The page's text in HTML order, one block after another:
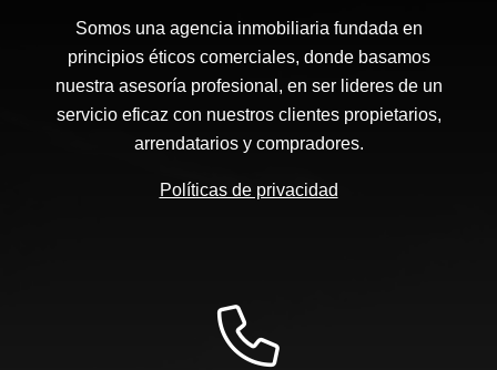
Somos una agencia inmobiliaria fundada en
principios éticos comerciales, donde basamos
nuestra asesoría profesional, en ser lideres de un
servicio eficaz con nuestros clientes propietarios,
arrendatarios y compradores.
Políticas de privacidad